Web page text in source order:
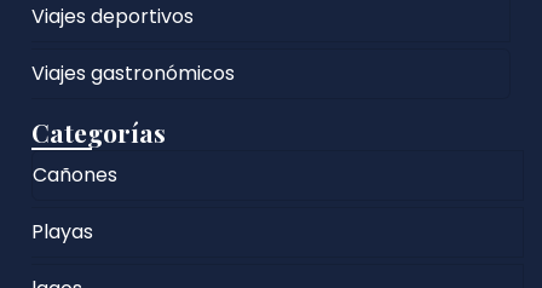
Viajes deportivos
Viajes gastronómicos
Categorías
Cañones
Playas